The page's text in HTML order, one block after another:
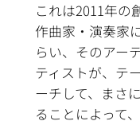
これは2011年の
作曲家・演奏家
らい、そのアー
ティストが、テ
ーチして、まさ
ることによって